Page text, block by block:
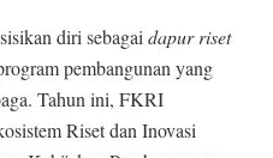
diri sebagai dapur riset
pembangunan yang
Tahun ini, FKRI
Riset dan Inovasi